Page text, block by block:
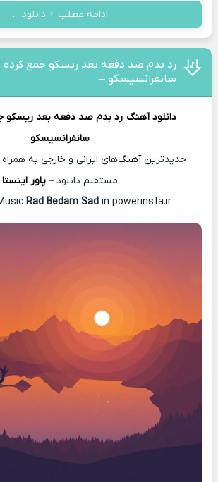
ادامه مطلب + دانلود ...
رد بدم صد دفعه بعد ریسکو جمع
سانفرانسیسکو –
دانلود آهنگ رد بدم صد دفعه بعد
سانفرانسیسکو
جدیدترینآهنگ‌های ایرانی و خارجی به
مستقیم دانلود – پاور اینستا
Rad Bedam Sadin powerinsta.ir